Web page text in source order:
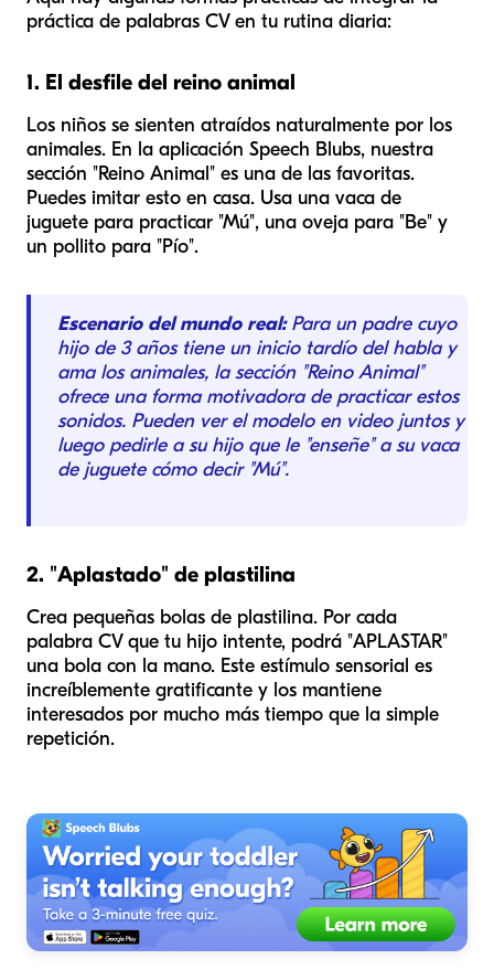
práctica de palabras CV en tu rutina diaria:
1. El desfile del reino animal
Los niños se sienten atraídos naturalmente por los
animales. En la aplicación Speech Blubs, nuestra
sección "Reino Animal" es una de las favoritas.
Puedes imitar esto en casa. Usa una vaca de
juguete para practicar "Mú", una oveja para "Be" y
un pollito para "Pío".
Escenario del mundo real:Para un padre cuyo
hijo de 3 años tiene un inicio tardío del habla y
ama los animales, la sección "Reino Animal"
ofrece una forma motivadora de practicar estos
sonidos. Pueden ver el modelo en video juntos y
luego pedirle a su hijo que le "enseñe" a su vaca
de juguete cómo decir "Mú".
2. "Aplastado" de plastilina
Crea pequeñas bolas de plastilina. Por cada
palabra CV que tu hijo intente, podrá "APLASTAR"
una bola con la mano. Este estímulo sensorial es
increíblemente gratificante y los mantiene
interesados por mucho más tiempo que la simple
repetición.